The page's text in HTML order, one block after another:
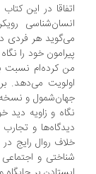
در این کتاب
هر فردی در هر
خود را نگاه
کرده‌ام نسبت به
می‌دهد. بر
و نسخه‌ای
و زاویه دید خودم
و تجارب
روال رایج در
و اجتماعی خود